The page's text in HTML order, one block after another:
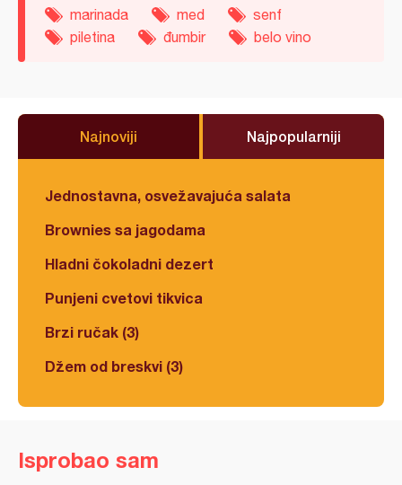
marinada med
senf
piletina
đumbir belo vino
Najnoviji Najpopularniji
Jednostavna, osvežavajuća salata
Brownies sa jagodama
Hladni čokoladni dezert
Punjeni cvetovi tikvica
Brzi ručak (3)
Džem od breskvi (3)
Isprobao sam